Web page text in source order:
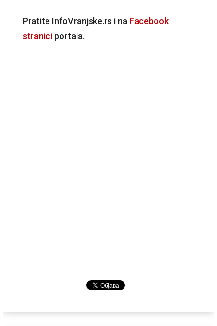
Pratite InfoVranjske.rs i na Facebook
straniciportala.